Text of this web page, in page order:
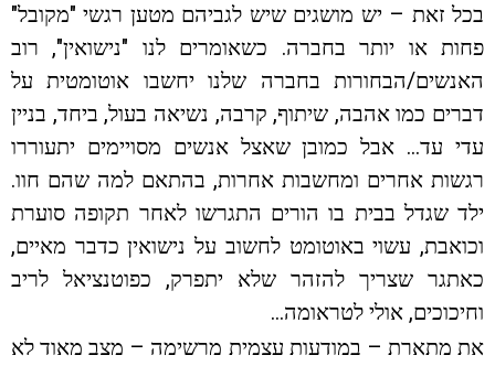
בכל זאת – יש מושגים שיש לגביהם מטען רגשי "מקובל"
פחות או יותר בחברה. כשאומרים לנו "נישואין", רוב
האנשים/הבחורות בחברה שלנו יחשבו אוטומטית על
דברים כמו אהבה, שיתוף, קרבה, נשיאה בעול, ביחד, בניין
עדי עד… אבל כמובן שאצל אנשים מסויימים יתעוררו
רגשות אחרים ומחשבות אחרות, בהתאם למה שהם חוו.
ילד שגדל בבית בו הורים התגרשו לאחר תקופה סוערת
וכואבת, עשוי באוטומט לחשוב על נישואין כדבר מאיים,
כאתגר שצריך להזהר שלא יתפרק, כפוטנציאל לריב
וחיכוכים, אולי לטראומה…
את מתארת – במודעות עצמית מרשימה – מצב מאוד לא